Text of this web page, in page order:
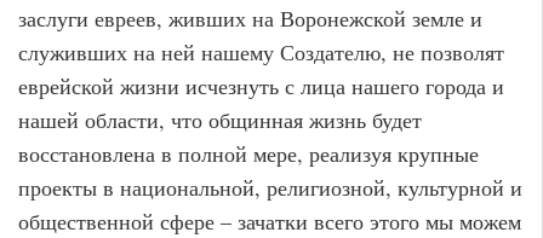
заслуги евреев, живших на Воронежской земле и
служивших на ней нашему Создателю, не позволят
еврейской жизни исчезнуть с лица нашего города и
нашей области, что общинная жизнь будет
восстановлена в полной мере, реализуя крупные
проекты в национальной, религиозной, культурной и
общественной сфере – зачатки всего этого мы можем